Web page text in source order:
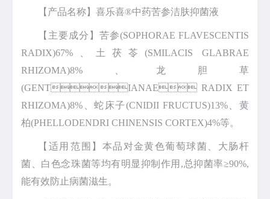
【产品名称】喜乐喜®中药苦参洁肤抑菌液
【主要成分】苦参(SOPHORAE FLAVESCENTIS
RADIX)67%、土茯苓(SMILACIS GLABRAE
RHIZOMA)8%、龙胆草
(GENTIANAE RADIX ET
RHIZOMA)8%、蛇床子(CNIDII FRUCTUS)13%、黄
柏(PHELLODENDRI CHINENSIS CORTEX)4%等。
【适用范围】本品对金黄色葡萄球菌、大肠杆
菌、白色念珠菌等均有明显抑制作用,总抑菌率≥90%,
能有效防止病菌滋生。